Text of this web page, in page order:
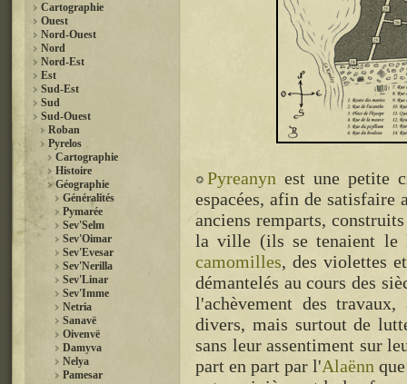
Cartographie
Ouest
Nord-Ouest
Nord
Nord-Est
Est
Sud-Est
Sud
Sud-Ouest
Roban
Pyrelos
Cartographie
Histoire
Géographie
Généralités
Pymarée
Sev'Selm
Sev'Oimar
Sev'Evesar
Sev'Nerilla
Sev'Linar
Sev'Imme
Netria
Sanavë
Oivenvë
Damyva
Nelya
Pamesar
Pyreanyn est une petite
espacées, afin de
anciens remparts,
la ville (ils se tenaient le
camomilles, des violettes
démantelés au cours des
l'achèvement des
divers, mais surtout de
sans leur assentiment sur
part en part par l'Alaënn